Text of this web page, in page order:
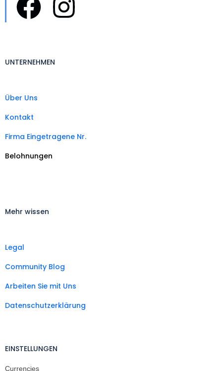
UNTERNEHMEN
Über Uns
Kontakt
Firma Eingetragene Nr.
Belohnungen
Mehr wissen
Legal
Community Blog
Arbeiten Sie mit Uns
Datenschutzerklärung
EINSTELLUNGEN
Currencies